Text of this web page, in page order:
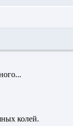
колей.